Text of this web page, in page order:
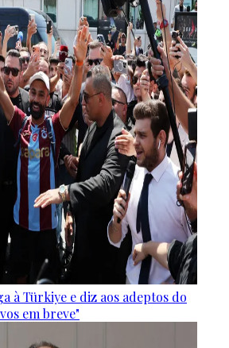
à Türkiye e diz aos adeptos do
em breve"